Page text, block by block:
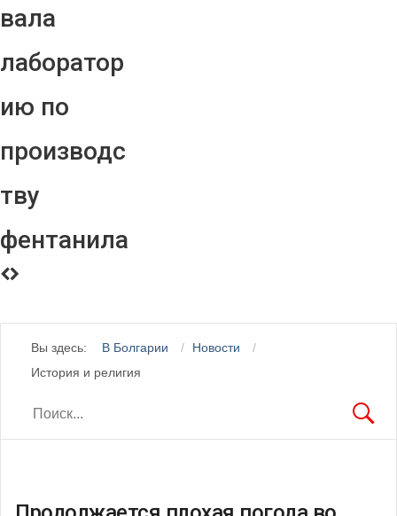
вала
лаборатор
ию по
производс
тву
фентанила
Вы здесь: В Болгарии
Новости
История и религия